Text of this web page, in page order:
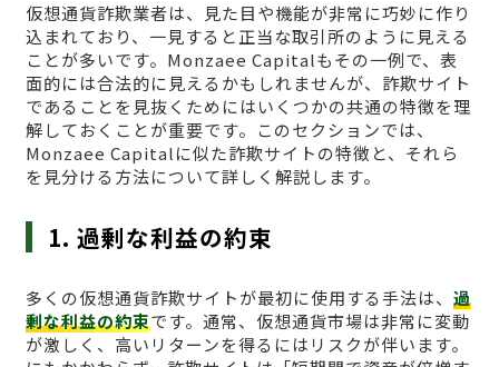
仮想通貨詐欺業者は、見た目や機能が非常に巧妙に作り
込まれており、一見すると正当な取引所のように見える
ことが多いです。Monzaee Capitalもその一例で、表
面的には合法的に見えるかもしれませんが、詐欺サイト
であることを見抜くためにはいくつかの共通の特徴を理
解しておくことが重要です。このセクションでは、
Monzaee Capitalに似た詐欺サイトの特徴と、それら
を見分ける方法について詳しく解説します。
1. 過剰な利益の約束
多くの仮想通貨詐欺サイトが最初に使用する手法は、 過
剰な利益の約束です。通常、仮想通貨市場は非常に変動
が激しく、高いリターンを得るにはリスクが伴います。